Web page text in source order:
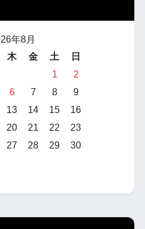
年8月
木 金 土
日
1
2
6 7 8
9
13 14 15
16
20 21 22
23
27 28 29
30